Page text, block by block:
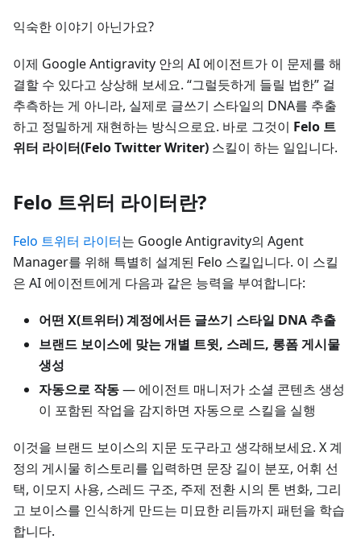
익숙한 이야기 아닌가요?
이제 Google Antigravity 안의 AI 에이전트가 이 문제를 해
결할 수 있다고 상상해 보세요. “그럴듯하게 들릴 법한” 걸
추측하는 게 아니라, 실제로 글쓰기 스타일의 DNA를 추출
하고 정밀하게 재현하는 방식으로요. 바로 그것이 Felo 트
위터 라이터(Felo Twitter Writer) 스킬이 하는 일입니다.
Felo 트위터 라이터란?
Felo 트위터 라이터는 Google Antigravity의 Agent
Manager를 위해 특별히 설계된 Felo 스킬입니다. 이 스킬
은 AI 에이전트에게 다음과 같은 능력을 부여합니다:
어떤 X(트위터) 계정에서든 글쓰기 스타일 DNA 추출
브랜드 보이스에 맞는 개별 트윗, 스레드, 롱폼 게시물
생성
자동으로 작동— 에이전트 매니저가 소셜 콘텐츠 생성
이 포함된 작업을 감지하면 자동으로 스킬을 실행
이것을 브랜드 보이스의 지문 도구라고 생각해보세요. X 계
정의 게시물 히스토리를 입력하면 문장 길이 분포, 어휘 선
택, 이모지 사용, 스레드 구조, 주제 전환 시의 톤 변화, 그리
고 보이스를 인식하게 만드는 미묘한 리듬까지 패턴을 학습
합니다.